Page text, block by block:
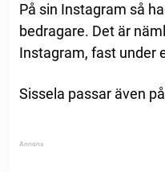
På sin Instagram så
bedragare. Det är
Instagram, fast under
Sissela passar även